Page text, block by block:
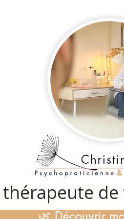
thérapeute